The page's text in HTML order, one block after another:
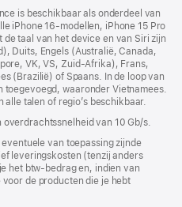
is beschikbaar als onderdeel van
iPhone 16-modellen, iPhone 15 Pro
taal van het device en van Siri zijn
Duits, Engels (Australië, Canada,
VK, VS, Zuid-Afrika), Frans,
(Brazilië) of Spaans. In de loop van
toegevoegd, waaronder Vietnamees.
alle talen of regio’s beschikbaar.
van 10 Gb/s.
van toepassing zijnde
leveringskosten (tenzij anders
het btw-bedrag en, indien van
de producten die je hebt